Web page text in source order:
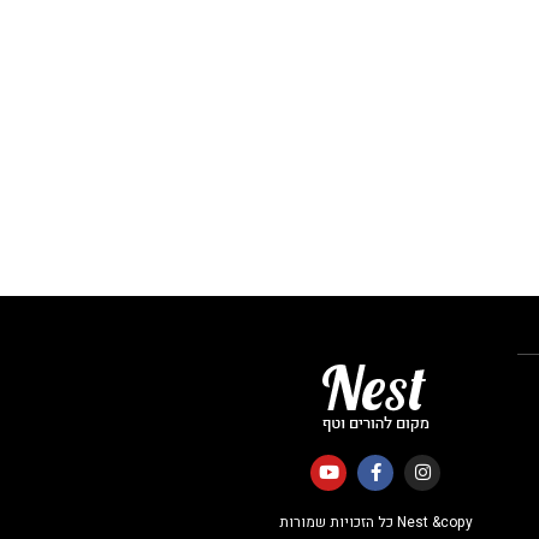
Nest &copy כל הזכויות שמורות